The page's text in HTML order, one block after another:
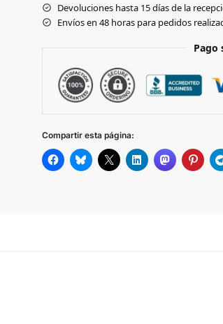
Devoluciones hasta 15 días de la
Envíos en 48 horas para pedidos
Pago
Compartir esta página: